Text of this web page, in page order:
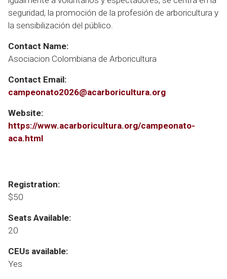
seguridad, la promoción de la profesión de arboricultura y
la sensibilización del público.
Contact Name:
Asociacion Colombiana de Arboricultura
Contact Email:
campeonato2026@acarboricultura.org
Website:
https://www.acarboricultura.org/campeonato-
aca.html
Registration:
$50
Seats Available:
20
CEUs available:
Yes